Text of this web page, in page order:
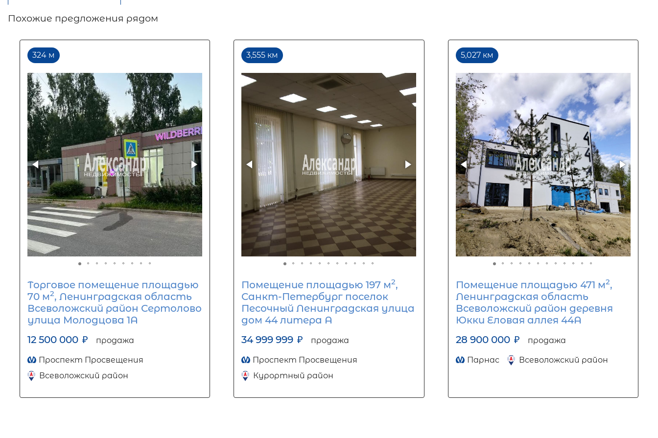
Похожие предложения рядом
324 м
Торговое помещение площадью
70 м2, Ленинградская область
Всеволожский район Сертолово
улица Молодцова 1А
12 500 000 ₽ продажа
Проспект Просвещения
Всеволожский район
3,555 км
Помещение площадью 197 м2,
Санкт-Петербург поселок
Песочный Ленинградская улица
дом 44 литера А
34 999 999 ₽ продажа
Проспект Просвещения
Курортный район
5,027 км
Помещение площадью 471 м2,
Ленинградская область
Всеволожский район деревня
Юкки Еловая аллея 44А
28 900 000 ₽ продажа
Парнас Всеволожский район